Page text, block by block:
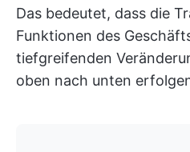
Das bedeutet, dass die
Funktionen des
tiefgreifenden
oben nach unten